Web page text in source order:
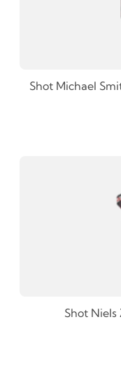
Shot Michael
Shot